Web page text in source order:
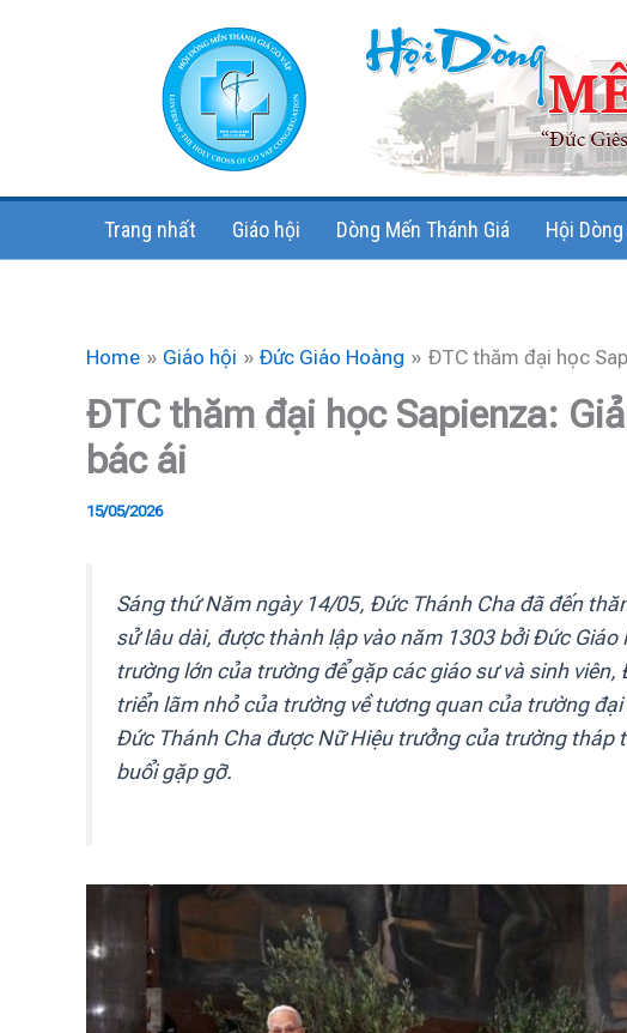
Trang nhất Giáo hội Dòng Mến Thánh Giá Hội Dòng
Home Giáo hội Đức Giáo Hoàng ĐTC thăm đại học
ĐTC thăm đại học Sapienza:
bác ái
15/05/2026
Sáng thứ Năm ngày 14/05, Đức Thánh Cha đã đến
sử lâu dài, được thành lập vào năm 1303 bởi Đức
trường lớn của trường để gặp các giáo sư và sinh
triển lãm nhỏ của trường về tương quan của trường
Đức Thánh Cha được Nữ Hiệu trưởng của trường tháp
buổi gặp gỡ.